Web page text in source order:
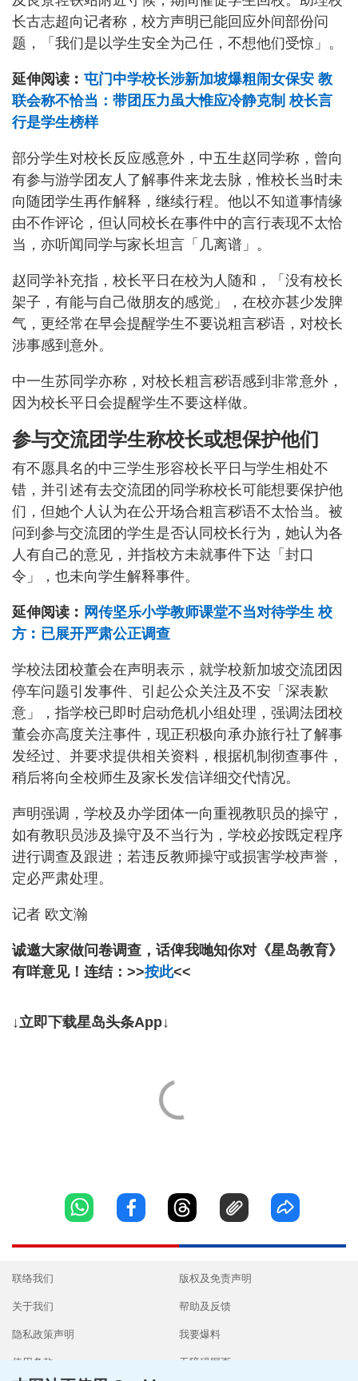
长古志超向记者称，校方声明已能回应外间部份问
题，「我们是以学生安全为己任，不想他们受惊」。
延伸阅读︰ 屯门中学校长涉新加坡爆粗闹女保安 教
联会称不恰当：带团压力虽大惟应冷静克制 校长言
行是学生榜样
部分学生对校长反应感意外，中五生赵同学称，曾向
有参与游学团友人了解事件来龙去脉，惟校长当时未
向随团学生再作解释，继续行程。他以不知道事情缘
由不作评论，但认同校长在事件中的言行表现不太恰
当，亦听闻同学与家长坦言「几离谱」。
赵同学补充指，校长平日在校为人随和，「没有校长
架子，有能与自己做朋友的感觉」，在校亦甚少发脾
气，更经常在早会提醒学生不要说粗言秽语，对校长
涉事感到意外。
中一生苏同学亦称，对校长粗言秽语感到非常意外，
因为校长平日会提醒学生不要这样做。
参与交流团学生称校长或想保护他们
有不愿具名的中三学生形容校长平日与学生相处不
错，并引述有去交流团的同学称校长可能想要保护他
们，但她个人认为在公开场合粗言秽语不太恰当。被
问到参与交流团的学生是否认同校长行为，她认为各
人有自己的意见，并指校方未就事件下达「封口
令」，也未向学生解释事件。
延伸阅读︰ 网传坚乐小学教师课堂不当对待学生 校
方︰已展开严肃公正调查
学校法团校董会在声明表示，就学校新加坡交流团因
停车问题引发事件、引起公众关注及不安「深表歉
意」，指学校已即时启动危机小组处理，强调法团校
董会亦高度关注事件，现正积极向承办旅行社了解事
发经过、并要求提供相关资料，根据机制彻查事件，
稍后将向全校师生及家长发信详细交代情况。
声明强调，学校及办学团体一向重视教职员的操守，
如有教职员涉及操守及不当行为，学校必按既定程序
进行调查及跟进；若违反教师操守或损害学校声誉，
定必严肃处理。
记者 欧文瀚
诚邀大家做问卷调查，话俾我哋知你对《星岛教育》
有咩意见！连结：>>按此<<
↓立即下载星岛头条App↓
联络我们
关于我们
隐私政策声明
使用条款
版权及免责声明
帮助及反馈
我要爆料
无障碍网页